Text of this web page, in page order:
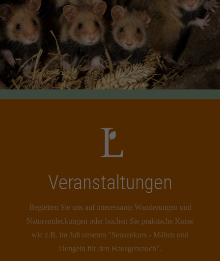
Veranstaltungen
Begleiten Sie uns auf interessante Wanderungen und
Naturentdeckungen oder buchen Sie praktische Kurse
wie z.B. im Juli unseren "Sensenkurs - Mähen und
Dengeln für den Hausgebrauch".